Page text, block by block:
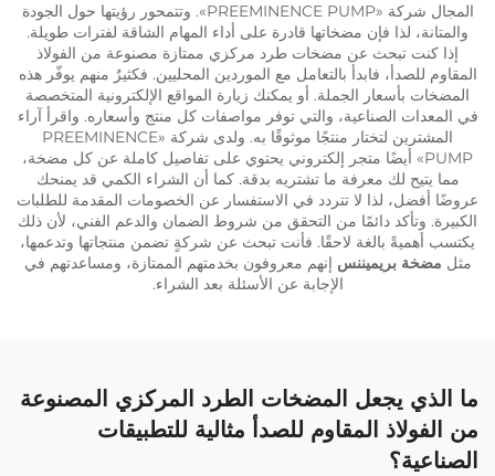
المجال شركة «PREEMINENCE PUMP». وتتمحور رؤيتها حول الجودة
والمتانة، لذا فإن مضخاتها قادرة على أداء المهام الشاقة لفترات طويلة.
إذا كنت تبحث عن مضخات طرد مركزي ممتازة مصنوعة من الفولاذ
المقاوم للصدأ، فابدأ بالتعامل مع الموردين المحليين. فكثيرٌ منهم يوفّر هذه
المضخات بأسعار الجملة. أو يمكنك زيارة المواقع الإلكترونية المتخصصة
في المعدات الصناعية، والتي توفر مواصفات كل منتج وأسعاره. واقرأ آراء
المشترين لتختار منتجًا موثوقًا به. ولدى شركة «PREEMINENCE
PUMP» أيضًا متجر إلكتروني يحتوي على تفاصيل كاملة عن كل مضخة،
مما يتيح لك معرفة ما تشتريه بدقة. كما أن الشراء الكمي قد يمنحك
عروضًا أفضل، لذا لا تتردد في الاستفسار عن الخصومات المقدمة للطلبات
الكبيرة. وتأكد دائمًا من التحقق من شروط الضمان والدعم الفني، لأن ذلك
يكتسب أهميةً بالغة لاحقًا. فأنت تبحث عن شركةٍ تضمن منتجاتها وتدعمها،
مثل مضخة بريميننس إنهم معروفون بخدمتهم الممتازة، ومساعدتهم في
الإجابة عن الأسئلة بعد الشراء.
ما الذي يجعل المضخات الطرد المركزي المصنوعة
من الفولاذ المقاوم للصدأ مثالية للتطبيقات
الصناعية؟